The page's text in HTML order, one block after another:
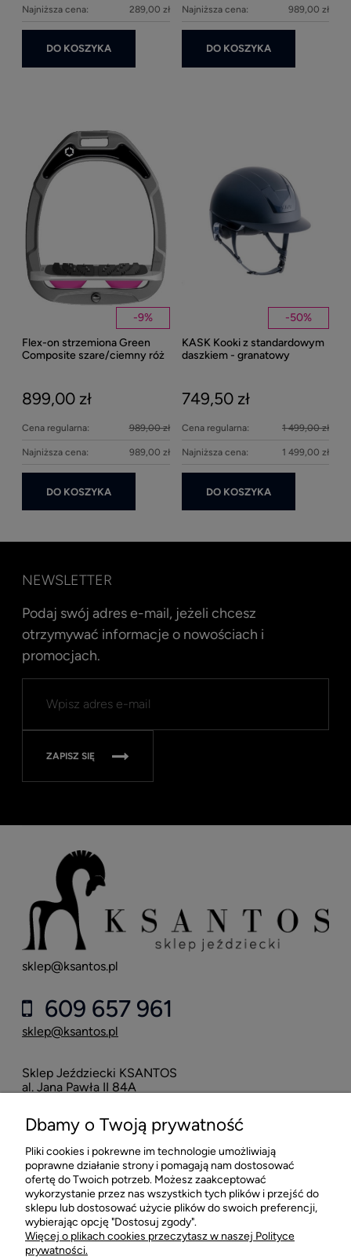
Najniższa cena: 289,00 zł
DO KOSZYKA
Najniższa cena: 989,00 zł
DO KOSZYKA
-9%
Flex-on strzemiona Green
Composite szare/ciemny róż
899,00 zł
Cena regularna: 989,00 zł
Najniższa cena: 989,00 zł
DO KOSZYKA
-50%
KASK Kooki z standardowym
daszkiem - granatowy
749,50 zł
Cena regularna: 1 499,00 zł
Najniższa cena: 1 499,00 zł
DO KOSZYKA
NEWSLETTER
Podaj swój adres e-mail, jeżeli chcesz
otrzymywać informacje o nowościach i
promocjach.
ZAPISZ SIĘ
sklep@ksantos.pl
609 657 961
sklep@ksantos.pl
Sklep Jeździecki KSANTOS
al. Jana Pawła II 84A
POMOC
MOJE KONTO
PŁATNOŚCI I DOSTAWA
Dbamy o Twoją prywatność
Pliki cookies i pokrewne im technologie umożliwiają
poprawne działanie strony i pomagają nam dostosować
ofertę do Twoich potrzeb. Możesz zaakceptować
wykorzystanie przez nas wszystkich tych plików i przejść do
sklepu lub dostosować użycie plików do swoich preferencji,
wybierając opcję "Dostosuj zgody".
Więcej o plikach cookies przeczytasz w naszej Polityce
prywatności.